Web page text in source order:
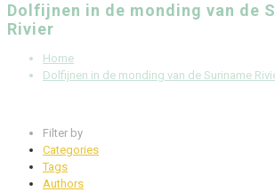
Dolfijnen in de monding van de
Rivier
Home
Dolfijnen in de monding van de Suriname
Filter by
Categories
Tags
Authors